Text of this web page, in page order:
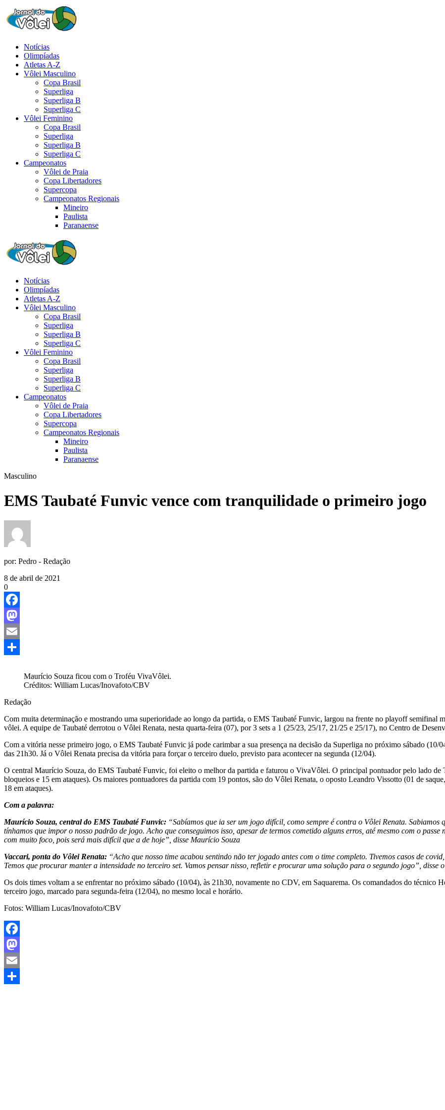
Notícias
Olimpíadas
Atletas A-Z
Vôlei Masculino
Copa Brasil
Superliga
Superliga B
Superliga C
Vôlei Feminino
Copa Brasil
Superliga
Superliga B
Superliga C
Campeonatos
Vôlei de Praia
Copa Libertadores
Supercopa
Campeonatos Regionais
Mineiro
Paulista
Paranaense
Notícias
Olimpíadas
Atletas A-Z
Vôlei Masculino
Copa Brasil
Superliga
Superliga B
Superliga C
Vôlei Feminino
Copa Brasil
Superliga
Superliga B
Superliga C
Campeonatos
Vôlei de Praia
Copa Libertadores
Supercopa
Campeonatos Regionais
Mineiro
Paulista
Paranaense
Masculino
EMS Taubaté Funvic vence com tranquilidade o primeiro jogo
por: Pedro - Redação
8 de abril de 2021
0
Facebook
Mastodon
Email
Maurício Souza ficou com o Troféu VivaVôlei.
Créditos: William Lucas/Inovafoto/CBV
Redação
Com muita determinação e mostrando uma superioridade ao longo da partida, o EMS Taubaté Funvic, largou na frente no playoff semifinal
vôlei. A equipe de Taubaté derrotou o Vôlei Renata, nesta quarta-feira (07), por 3 sets a 1 (25/23, 25/17, 21/25 e 25/17), no Centro de
Com a vitória nesse primeiro jogo, o EMS Taubaté Funvic já pode carimbar a sua presença na decisão da Superliga no próximo sábado (10/
das 21h30. Já o Vôlei Renata precisa da vitória para forçar o terceiro duelo, previsto para acontecer na segunda (12/04).
O central Maurício Souza, do EMS Taubaté Funvic, foi eleito o melhor da partida e faturou o VivaVôlei. O principal pontuador pelo lado de
bloqueios e 15 em ataques). Os maiores pontuadores da partida com 19 pontos, são do Vôlei Renata, o oposto Leandro Vissotto (01 de
18 em ataques).
Com a palavra:
Maurício Souza, central do EMS Taubaté Funvic: “Sabíamos que ia ser um jogo difícil, como sempre é contra o Vôlei Renata. Sabiamos
tínhamos que impor o nosso padrão de jogo. Acho que conseguimos isso, apesar de termos cometido alguns erros, até mesmo com o
com muito foco, pois será mais difícil que a de hoje”, disse Maurício Souza
Vaccari, ponta do Vôlei Renata: “Acho que nosso time acabou sentindo não ter jogado antes com o time completo. Tivemos casos de
Temos que procurar manter a intensidade no terceiro set. Vamos pensar nisso, refletir e procurar uma solução para o segundo jogo”, disse
Os dois times voltam a se enfrentar no próximo sábado (10/04), às 21h30, novamente no CDV, em Saquarema. Os comandados do técnico
terceiro jogo, marcado para segunda-feira (12/04), no mesmo local e horário.
Fotos: William Lucas/Inovafoto/CBV
Facebook
Mastodon
Email